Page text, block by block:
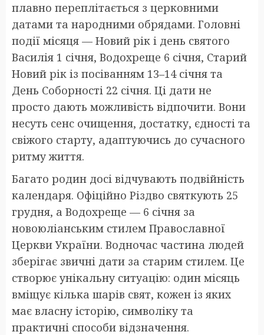
плавно переплітається з церковними
датами та народними обрядами. Головні
події місяця — Новий рік і день святого
Василія 1 січня, Водохреще 6 січня, Старий
Новий рік із посіванням 13–14 січня та
День Соборності 22 січня. Ці дати не
просто дають можливість відпочити. Вони
несуть сенс очищення, достатку, єдності та
свіжого старту, адаптуючись до сучасного
ритму життя.
Багато родин досі відчувають подвійність
календаря. Офіційно Різдво святкують 25
грудня, а Водохреще — 6 січня за
новоюліанським стилем Православної
Церкви України. Водночас частина людей
зберігає звичні дати за старим стилем. Це
створює унікальну ситуацію: один місяць
вміщує кілька шарів свят, кожен із яких
має власну історію, символіку та
практичні способи відзначення.